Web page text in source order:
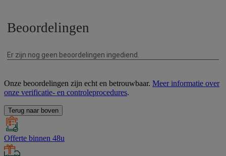
Onze beoordelingen zijn echt en betrouwbaar. Meer informatie over
onze verificatie- en controleprocedures.
Terug naar boven
Offerte binnen 48u